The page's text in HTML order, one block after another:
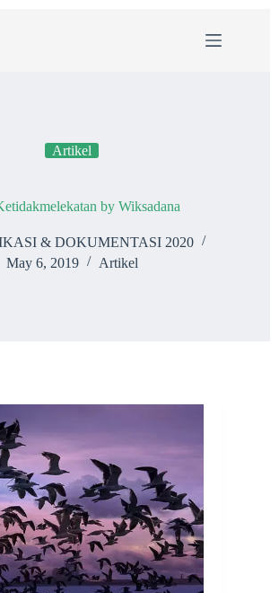
Artikel
by Wiksadana
& DOKUMENTASI 2020
May 6, 2019
Artikel